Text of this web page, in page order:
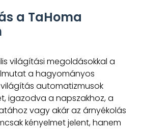
a TaHoma
világítási megoldásokkal a
a hagyományos
automatizmusok
igazodva a napszakhoz, a
vagy akár az árnyékolás
kényelmet jelent, hanem